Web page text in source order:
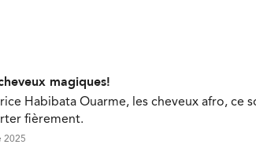
magiques!
Habibata Ouarme, les cheveux afro, ce
fièrement.
2025